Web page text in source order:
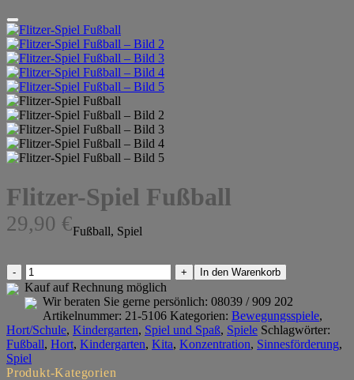
Flitzer-Spiel Fußball
29,90 €Fußball, Spiel
Flitzer-
Spiel
Fußball
Menge
In den Warenkorb
Kauf auf Rechnung möglich
Wir beraten Sie gerne persönlich: 08039 / 909 202
Artikelnummer: 21-5106 Kategorien: Bewegungsspiele,
Hort/Schule, Kindergarten, Spiel und Spaß, Spiele Schlagwörter:
Fußball, Hort, Kindergarten, Kita, Konzentration, Sinnesförderung,
Spiel
Produkt-Kategorien